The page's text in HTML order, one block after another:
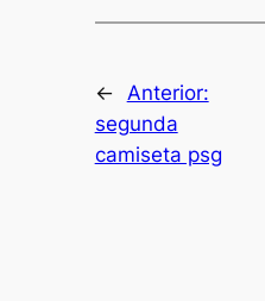
←
Anterior:
segunda
camiseta psg